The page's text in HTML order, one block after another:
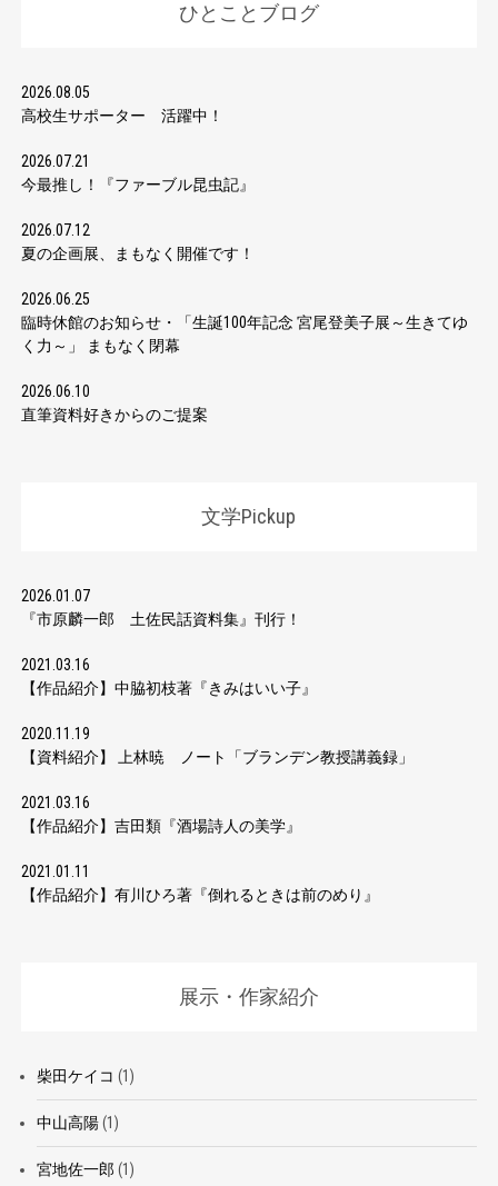
ひとことブログ
2026.08.05
高校生サポーター 活躍中！
2026.07.21
今最推し！『ファーブル昆虫記』
2026.07.12
夏の企画展、まもなく開催です！
2026.06.25
臨時休館のお知らせ・「生誕100年記念 宮尾登美子展～生きてゆ
く力～」 まもなく閉幕
2026.06.10
直筆資料好きからのご提案
文学Pickup
2026.01.07
『市原麟一郎 土佐民話資料集』刊行！
2021.03.16
【作品紹介】中脇初枝著『きみはいい子』
2020.11.19
【資料紹介】 上林暁 ノート「ブランデン教授講義録」
2021.03.16
【作品紹介】吉田類『酒場詩人の美学』
2021.01.11
【作品紹介】有川ひろ著『倒れるときは前のめり』
展示・作家紹介
柴田ケイコ (1)
中山高陽(1)
宮地佐一郎 (1)